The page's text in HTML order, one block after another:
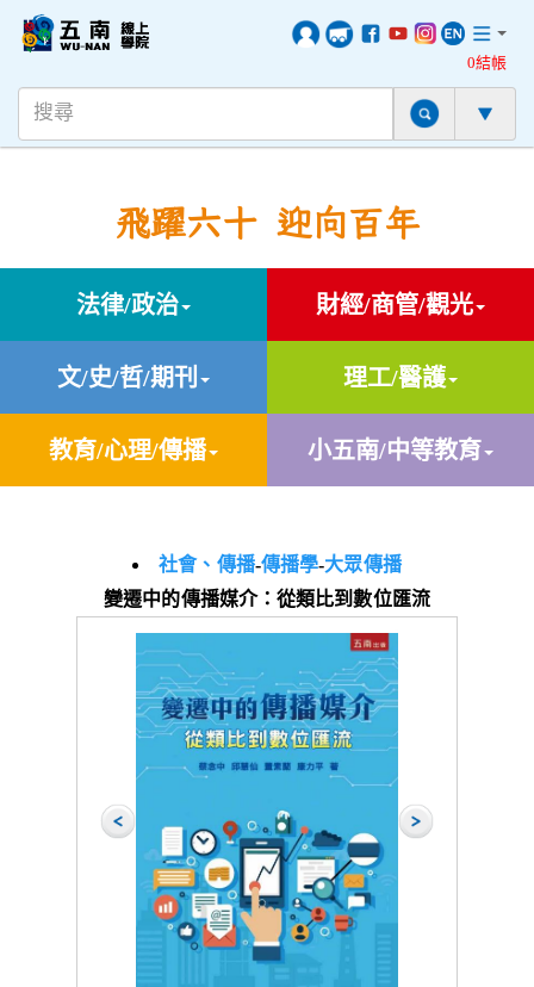
0結帳
飛躍六十 迎向百年
法律/政治 財經/商管/觀光
文/史/哲/期刊 理工/醫護
教育/心理/傳播 小五南/中等教育
社會、傳播-傳播學-大眾傳播
變遷中的傳播媒介：從類比到數位匯流